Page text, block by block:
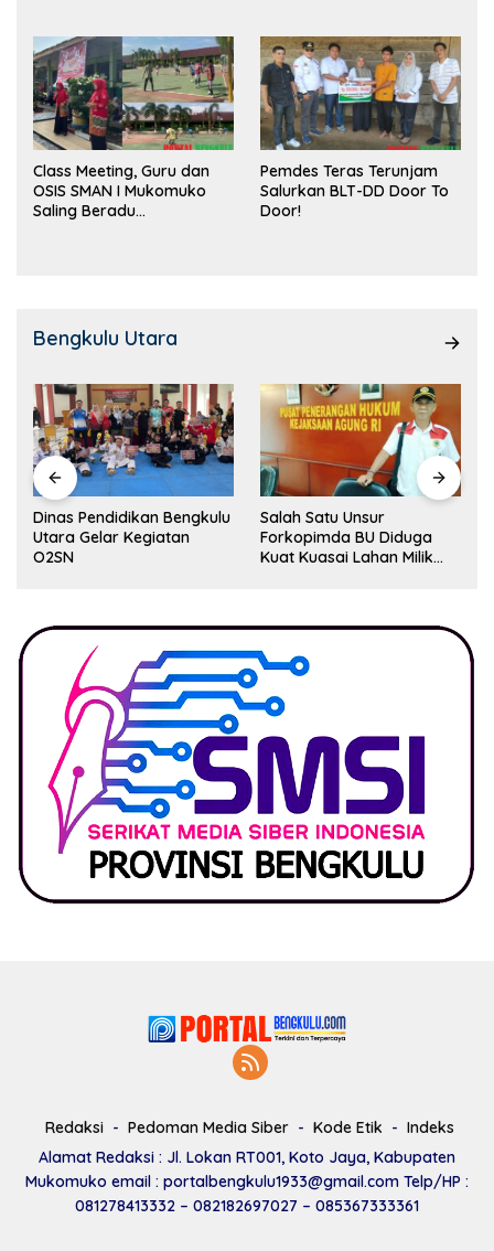
Class Meeting, Guru dan
OSIS SMAN I Mukomuko
Saling Beradu
Pemdes Teras Terunjam
Salurkan BLT-DD Door To
Door!
Bengkulu Utara
Dinas Pendidikan Bengkulu
Utara Gelar Kegiatan
O2SN
Salah Satu Unsur
Forkopimda BU Diduga
Kuat Kuasai Lahan Milik
Redaksi Pedoman Media Siber Kode Etik
Indeks
Alamat Redaksi : Jl. Lokan RT001, Koto Jaya, Kabupaten
Mukomuko email : portalbengkulu1933@gmail.com Telp/HP :
081278413332 – 082182697027 – 085367333361